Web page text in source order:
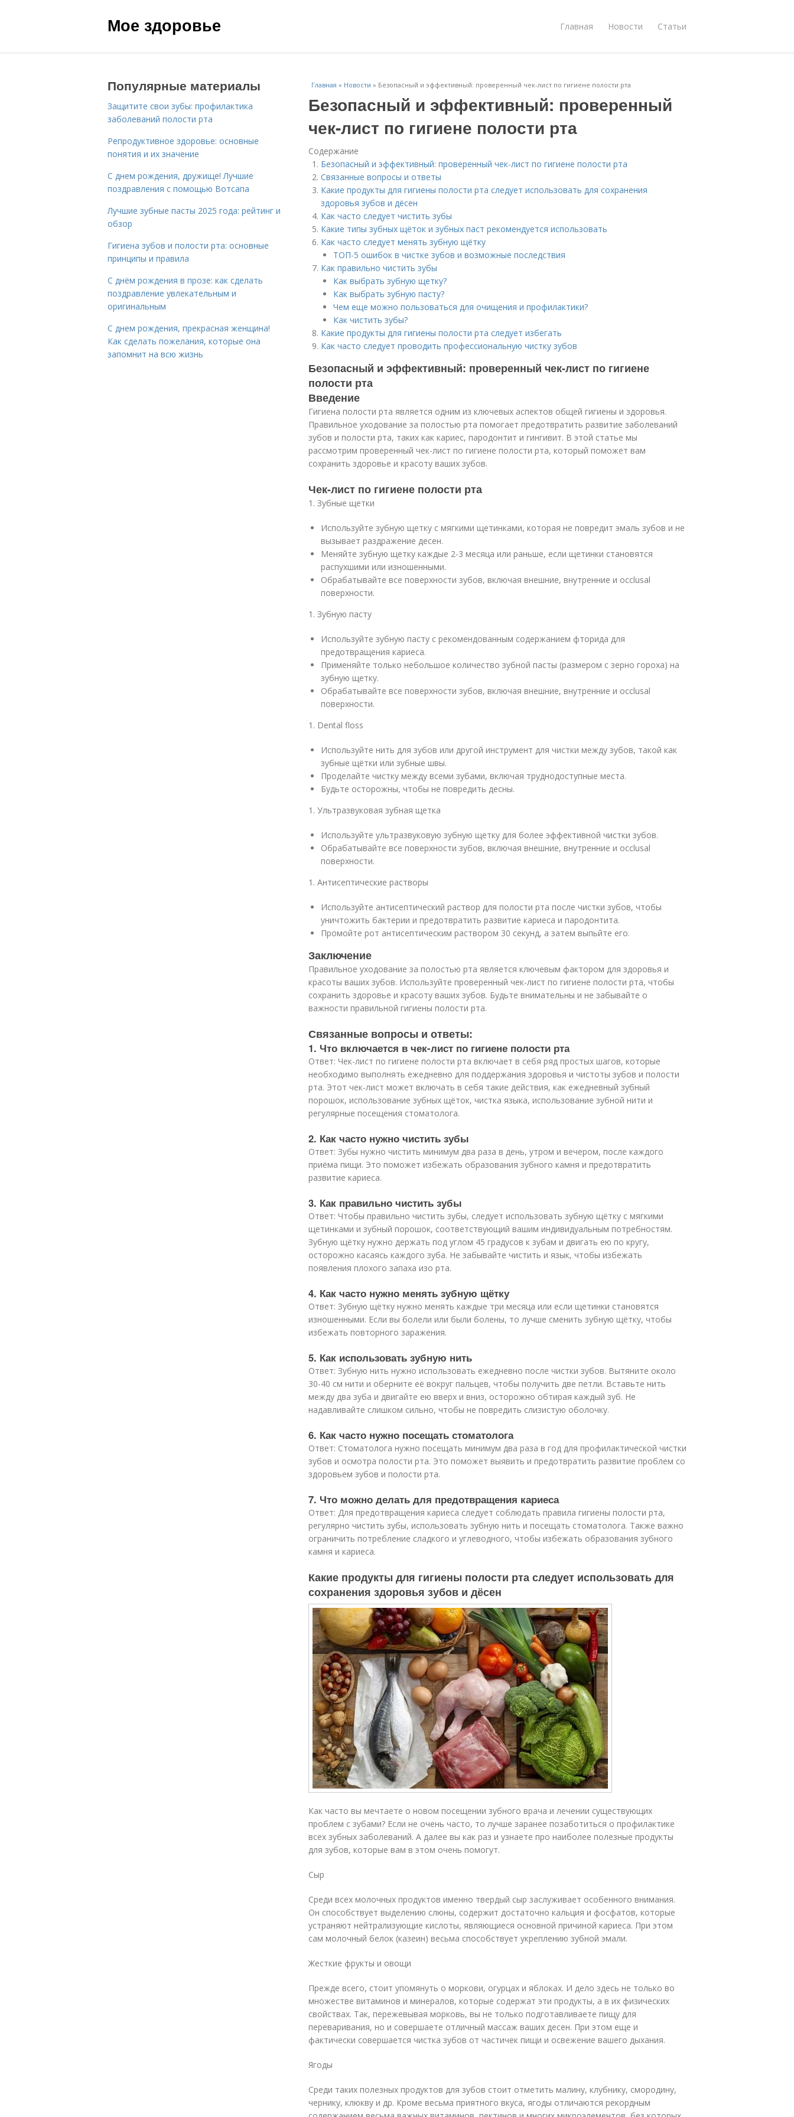
Мое здоровье Главная Новости Статьи
Главная » Новости » Безопасный и эффективный: проверенный чек-лист по гигиене полости рта
Безопасный и эффективный: проверенный
чек-лист по гигиене полости рта
Содержание
Безопасный и эффективный: проверенный чек-лист по гигиене полости рта
Связанные вопросы и ответы
Какие продукты для гигиены полости рта следует использовать для сохранения
здоровья зубов и дёсен
Как часто следует чистить зубы
Какие типы зубных щёток и зубных паст рекомендуется использовать
Как часто следует менять зубную щётку
ТОП-5 ошибок в чистке зубов и возможные последствия
Как правильно чистить зубы
Как выбрать зубную щетку?
Как выбрать зубную пасту?
Чем еще можно пользоваться для очищения и профилактики?
Как чистить зубы?
Какие продукты для гигиены полости рта следует избегать
Как часто следует проводить профессиональную чистку зубов
Безопасный и эффективный: проверенный чек-лист по гигиене
полости рта
Введение
Гигиена полости рта является одним из ключевых аспектов общей гигиены и здоровья.
Правильное уходование за полостью рта помогает предотвратить развитие заболеваний
зубов и полости рта, таких как кариес, пародонтит и гингивит. В этой статье мы
рассмотрим проверенный чек-лист по гигиене полости рта, который поможет вам
сохранить здоровье и красоту ваших зубов.
Чек-лист по гигиене полости рта
1. Зубные щетки
Используйте зубную щетку с мягкими щетинками, которая не повредит эмаль зубов и не
вызывает раздражение десен.
Меняйте зубную щетку каждые 2-3 месяца или раньше, если щетинки становятся
распухшими или изношенными.
Обрабатывайте все поверхности зубов, включая внешние, внутренние и occlusal
поверхности.
1. Зубную пасту
Используйте зубную пасту с рекомендованным содержанием фторида для
предотвращения кариеса.
Применяйте только небольшое количество зубной пасты (размером с зерно гороха) на
зубную щетку.
Обрабатывайте все поверхности зубов, включая внешние, внутренние и occlusal
поверхности.
1. Dental floss
Используйте нить для зубов или другой инструмент для чистки между зубов, такой как
зубные щётки или зубные швы.
Проделайте чистку между всеми зубами, включая труднодоступные места.
Будьте осторожны, чтобы не повредить десны.
1. Ультразвуковая зубная щетка
Используйте ультразвуковую зубную щетку для более эффективной чистки зубов.
Обрабатывайте все поверхности зубов, включая внешние, внутренние и occlusal
поверхности.
1. Антисептические растворы
Используйте антисептический раствор для полости рта после чистки зубов, чтобы
уничтожить бактерии и предотвратить развитие кариеса и пародонтита.
Промойте рот антисептическим раствором 30 секунд, а затем выпьйте его.
Заключение
Правильное уходование за полостью рта является ключевым фактором для здоровья и
красоты ваших зубов. Используйте проверенный чек-лист по гигиене полости рта, чтобы
сохранить здоровье и красоту ваших зубов. Будьте внимательны и не забывайте о
важности правильной гигиены полости рта.
Связанные вопросы и ответы:
1. Что включается в чек-лист по гигиене полости рта
Ответ: Чек-лист по гигиене полости рта включает в себя ряд простых шагов, которые
необходимо выполнять ежедневно для поддержания здоровья и чистоты зубов и полости
рта. Этот чек-лист может включать в себя такие действия, как ежедневный зубный
порошок, использование зубных щёток, чистка языка, использование зубной нити и
регулярные посещения стоматолога.
2. Как часто нужно чистить зубы
Ответ: Зубы нужно чистить минимум два раза в день, утром и вечером, после каждого
приёма пищи. Это поможет избежать образования зубного камня и предотвратить
развитие кариеса.
3. Как правильно чистить зубы
Ответ: Чтобы правильно чистить зубы, следует использовать зубную щётку с мягкими
щетинками и зубный порошок, соответствующий вашим индивидуальным потребностям.
Зубную щётку нужно держать под углом 45 градусов к зубам и двигать ею по кругу,
осторожно касаясь каждого зуба. Не забывайте чистить и язык, чтобы избежать
появления плохого запаха изо рта.
4. Как часто нужно менять зубную щётку
Ответ: Зубную щётку нужно менять каждые три месяца или если щетинки становятся
изношенными. Если вы болели или были болены, то лучше сменить зубную щётку, чтобы
избежать повторного заражения.
5. Как использовать зубную нить
Ответ: Зубную нить нужно использовать ежедневно после чистки зубов. Вытяните около
30-40 см нити и оберните её вокруг пальцев, чтобы получить две петли. Вставьте нить
между два зуба и двигайте ею вверх и вниз, осторожно обтирая каждый зуб. Не
надавливайте слишком сильно, чтобы не повредить слизистую оболочку.
6. Как часто нужно посещать стоматолога
Ответ: Стоматолога нужно посещать минимум два раза в год для профилактической чистки
зубов и осмотра полости рта. Это поможет выявить и предотвратить развитие проблем со
здоровьем зубов и полости рта.
7. Что можно делать для предотвращения кариеса
Ответ: Для предотвращения кариеса следует соблюдать правила гигиены полости рта,
регулярно чистить зубы, использовать зубную нить и посещать стоматолога. Также важно
ограничить потребление сладкого и углеводного, чтобы избежать образования зубного
камня и кариеса.
Какие продукты для гигиены полости рта следует использовать для
сохранения здоровья зубов и дёсен
Как часто вы мечтаете о новом посещении зубного врача и лечении существующих
проблем с зубами? Если не очень часто, то лучше заранее позаботиться о профилактике
всех зубных заболеваний. А далее вы как раз и узнаете про наиболее полезные продукты
для зубов, которые вам в этом очень помогут.
Сыр
Среди всех молочных продуктов именно твердый сыр заслуживает особенного внимания.
Он способствует выделению слюны, содержит достаточно кальция и фосфатов, которые
устраняют нейтрализующие кислоты, являющиеся основной причиной кариеса. При этом
сам молочный белок (казеин) весьма способствует укреплению зубной эмали.
Жесткие фрукты и овощи
Прежде всего, стоит упомянуть о моркови, огурцах и яблоках. И дело здесь не только во
множестве витаминов и минералов, которые содержат эти продукты, а в их физических
свойствах. Так, пережевывая морковь, вы не только подготавливаете пищу для
переваривания, но и совершаете отличный массаж ваших десен. При этом еще и
фактически совершается чистка зубов от частичек пищи и освежение вашего дыхания.
Ягоды
Среди таких полезных продуктов для зубов стоит отметить малину, клубнику, смородину,
чернику, клюкву и др. Кроме весьма приятного вкуса, ягоды отличаются рекордным
Популярные материалы
Защитите свои зубы: профилактика
заболеваний полости рта
Репродуктивное здоровье: основные
понятия и их значение
С днем рождения, дружище! Лучшие
поздравления с помощью Вотсапа
Лучшие зубные пасты 2025 года: рейтинг и
обзор
Гигиена зубов и полости рта: основные
принципы и правила
С днём рождения в прозе: как сделать
поздравление увлекательным и
оригинальным
С днем рождения, прекрасная женщина!
Как сделать пожелания, которые она
запомнит на всю жизнь